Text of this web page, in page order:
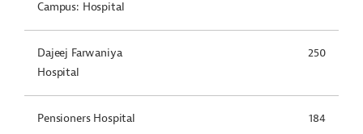
Campus: Hospital
Dajeej Farwaniya
Hospital
250
Pensioners Hospital 184